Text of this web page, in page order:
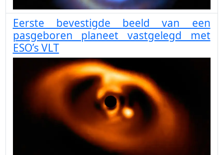
Eerste bevestigde beeld van een
pasgeboren planeet vastgelegd met
ESO’s VLT